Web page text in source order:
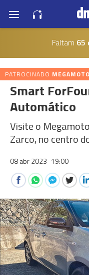
Faltam 65
PATROCINADO
Smart
Automático
Visite o
Zarco, no centro
08 abr 2023 19:00